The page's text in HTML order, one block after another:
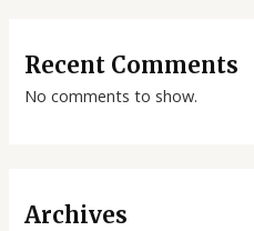
Recent Comments
No comments to show.
Archives